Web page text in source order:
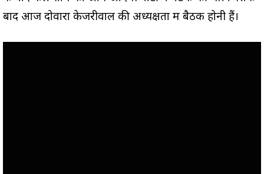
बाद आज दोवारा केजरीवाल की अध्यक्षता में बैठक होनी हैं।